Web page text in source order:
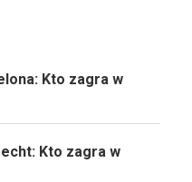
Kto zagra w
Kto zagra w